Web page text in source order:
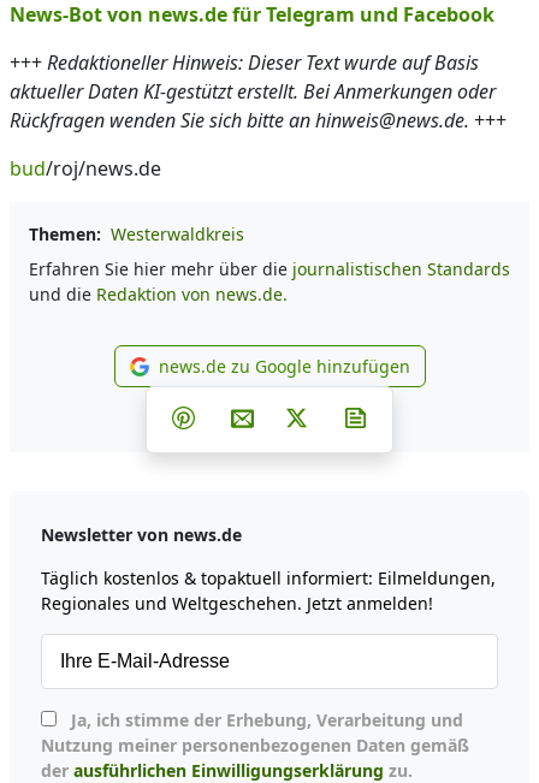
News-Bot von news.de für Telegram und Facebook
+++Redaktioneller Hinweis: Dieser Text wurde auf Basis
aktueller Daten KI-gestützt erstellt. Bei Anmerkungen oder
Rückfragen wenden Sie sich bitte an hinweis@news.de. +++
bud/roj/news.de
Themen: Westerwaldkreis
Erfahren Sie hier mehr über die journalistischen Standards
und die Redaktion von news.de.
news.de zu Google
news.de zu Google hinzufügen
Teilen auf Facebook
Teilen auf Whatsapp
Teilen auf Telegram
Teilen auf Pinterest
Per E-Mail teilen
Post auf X
Newsletter von news.de
Täglich kostenlos & topaktuell informiert: Eilmeldungen,
Regionales und Weltgeschehen. Jetzt anmelden!
Nutzung meiner personenbezogenen Daten gemäß
der ausführlichen Einwilligungserklärung zu.